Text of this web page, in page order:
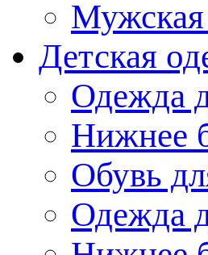
Мужская
Детская
Одежда
Нижнее
Обувь
Одежда